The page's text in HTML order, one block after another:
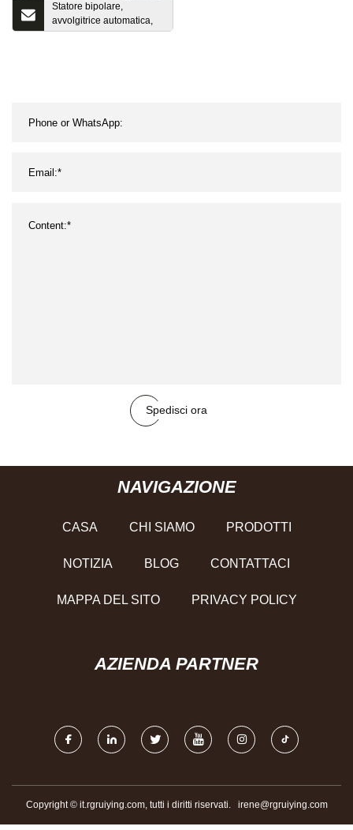
Statore bipolare,
avvolgitrice automatica,
avvolgitore bobina motore
Spedisci ora
NAVIGAZIONE
CASA CHI SIAMO PRODOTTI
NOTIZIA BLOG CONTATTACI
MAPPA DEL SITO PRIVACY POLICY
AZIENDA PARTNER
Copyright © it.rgruiying.com, tutti i diritti riservati. irene@rgruiying.com